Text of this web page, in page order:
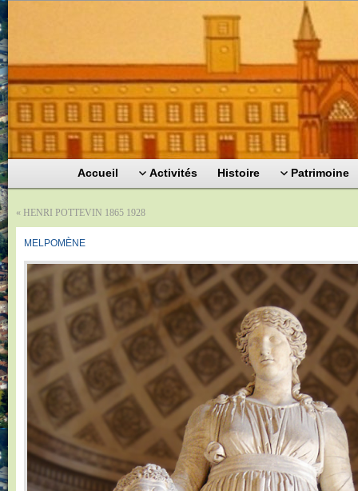
Accueil Activités Histoire Patrimoine
« HENRI POTTEVIN 1865 1928
MELPOMÈNE